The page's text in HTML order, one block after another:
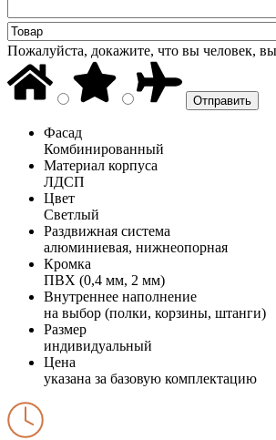
Пожалуйста, докажите, что вы человек,
Фасад
Комбинированный
Материал корпуса
ЛДСП
Цвет
Светлый
Раздвижная система
алюминиевая, нижнеопорная
Кромка
ПВХ (0,4 мм, 2 мм)
Внутреннее наполнение
на выбор (полки, корзины, штанги)
Размер
индивидуальный
Цена
указана за базовую комплектацию